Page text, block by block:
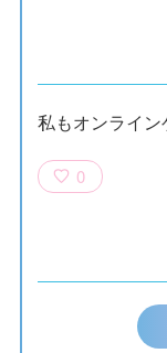
私もオンライン
0